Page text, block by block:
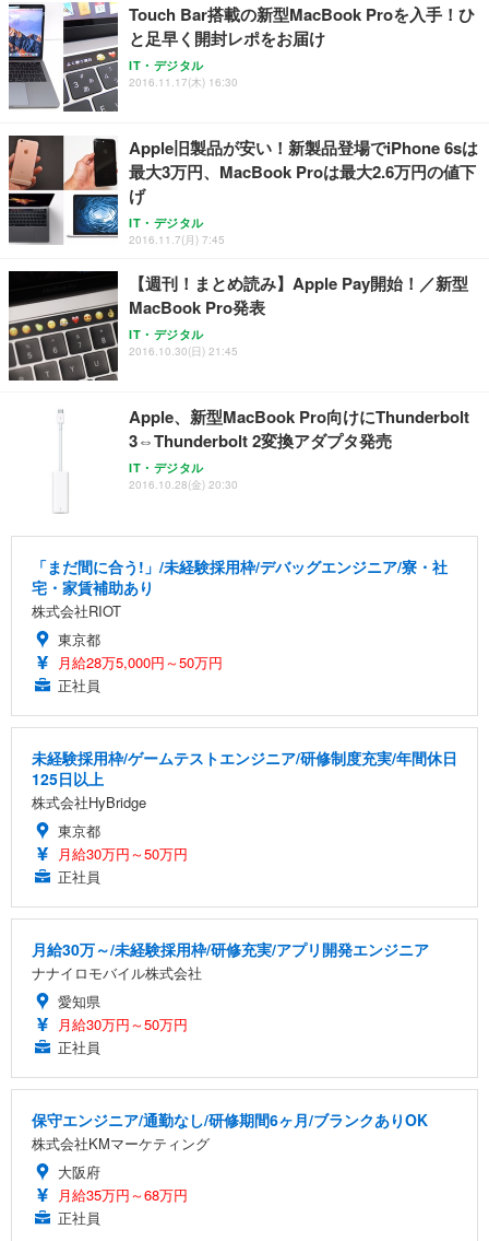
Touch Bar搭載の新型MacBook Proを入手！ひ
と足早く開封レポをお届け
IT・デジタル
2016.11.17(木) 16:30
Apple旧製品が安い！新製品登場でiPhone 6sは
最大3万円、MacBook Proは最大2.6万円の値下
げ
IT・デジタル
2016.11.7(月) 7:45
【週刊！まとめ読み】Apple Pay開始！／新型
MacBook Pro発表
IT・デジタル
2016.10.30(日) 21:45
Apple、新型MacBook Pro向けにThunderbolt
3⇔Thunderbolt 2変換アダプタ発売
IT・デジタル
2016.10.28(金) 20:30
「まだ間に合う!」/未経験採用枠/デバッグエンジニア/寮・社
宅・家賃補助あり
株式会社RIOT
東京都
月給28万5,000円～50万円
正社員
未経験採用枠/ゲームテストエンジニア/研修制度充実/年間休日
125日以上
株式会社HyBridge
東京都
月給30万円～50万円
正社員
月給30万～/未経験採用枠/研修充実/アプリ開発エンジニア
ナナイロモバイル株式会社
愛知県
月給30万円～50万円
正社員
保守エンジニア/通勤なし/研修期間6ヶ月/ブランクありOK
株式会社KMマーケティング
大阪府
月給35万円～68万円
正社員